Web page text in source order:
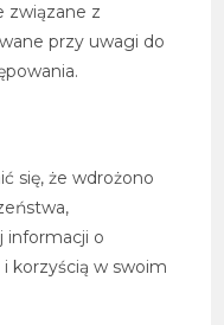
związane z
przy uwagi do
się, że wdrożono
informacji o
korzyścią w swoim